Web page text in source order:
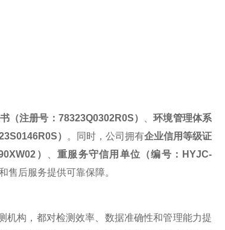
（注册号： 78323Q0302R0S） 、环境管理体系
） 。同时，公司拥有企业信用等级证
） 、重服务守信用单位（编号： HYJC-
售后服务提供可靠保障。
机构，都对检测效率、数据准确性和管理能力提